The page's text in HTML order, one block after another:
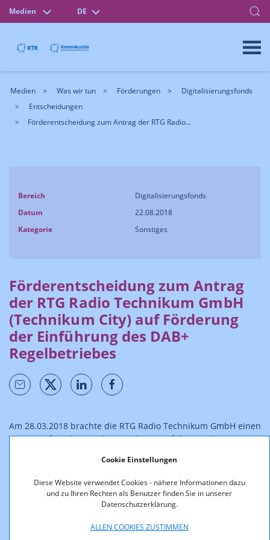
Cookie Einstellungen
Diese Website verwendet Cookies - nähere Informationen dazu
und zu Ihren Rechten als Benutzer finden Sie in unserer
Datenschutzerklärung.
ALLEN COOKIES ZUSTIMMEN
Medien DE
Medien Was wir tun Förderungen
Digitalisierungsfonds
Entscheidungen
Förderentscheidung zum Antrag der RTG Radio...
Bereich
Digitalisierungsfonds
Datum
22.08.2018
Kategorie
Sonstiges
Förderentscheidung zum Antrag
der RTG Radio Technikum GmbH
(Technikum City) auf Förderung
der Einführung des DAB+
Regelbetriebes
Am 28.03.2018 brachte die RTG Radio Technikum GmbH einen
Antrag auf Förderung des Projektes „Einführung des DAB+
Mitteln des Digitalisierungsfonds zur Förderung der
Die Förderungsnehmerin beantragte eine Förderung in der
Rücksicht darauf, dass es sich um den ersten Regelbetrieb im